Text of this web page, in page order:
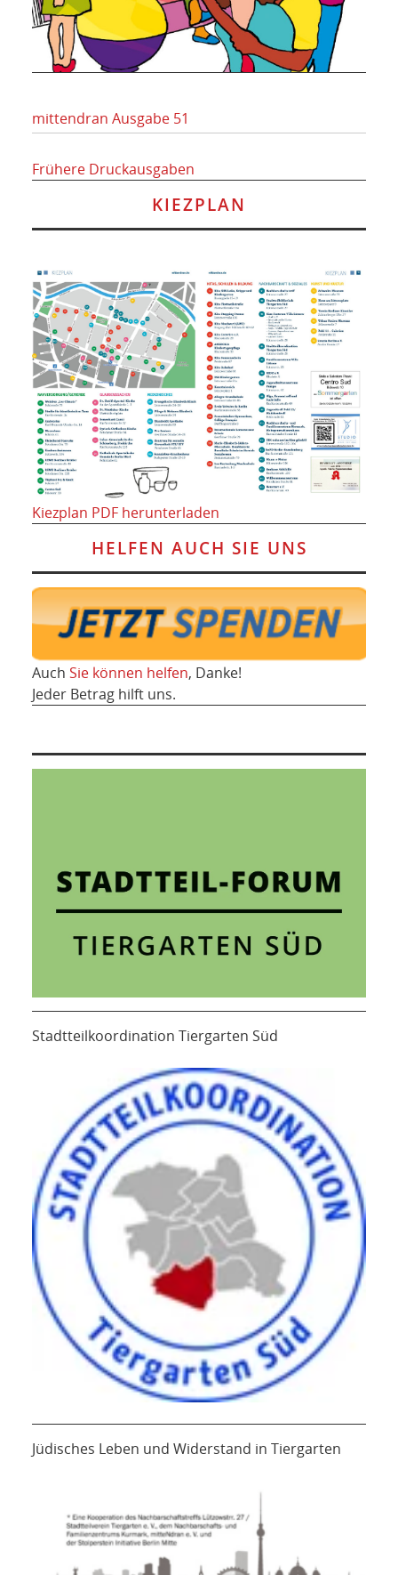
mittendran Ausgabe 51
Frühere Druckausgaben
KIEZPLAN
Kiezplan PDF herunterladen
HELFEN AUCH SIE UNS
Auch Sie können helfen, Danke!
Jeder Betrag hilft uns.
Stadtteilkoordination Tiergarten Süd
Jüdisches Leben und Widerstand in Tiergarten